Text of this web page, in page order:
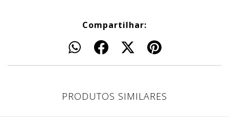
Compartilhar:
PRODUTOS SIMILARES